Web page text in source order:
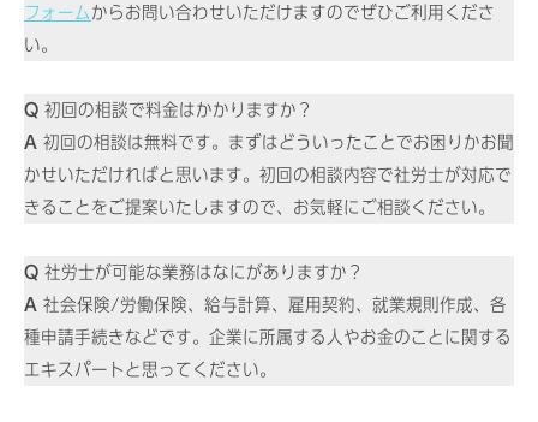
フォーム からお問い合わせいただけますのでぜひご利用くださ
い。
Q 初回の相談で料金はかかりますか？
A 初回の相談は無料です。まずはどういったことでお困りかお聞
かせいただければと思います。初回の相談内容で社労士が対応で
きることをご提案いたしますので、お気軽にご相談ください。
Q 社労士が可能な業務はなにがありますか？
A 社会保険/労働保険、給与計算、雇用契約、就業規則作成、各
種申請手続きなどです。企業に所属する人やお金のことに関する
エキスパートと思ってください。